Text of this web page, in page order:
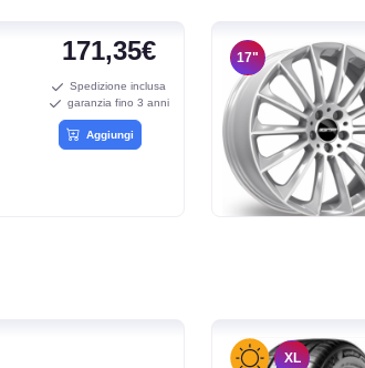
171,35€
Spedizione inclusa
garanzia fino 3 anni
Aggiungi
17"
XL